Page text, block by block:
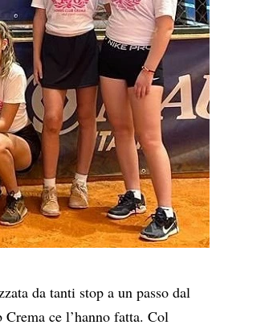
da tanti stop a un passo dal
ce l’hanno fatta. Col